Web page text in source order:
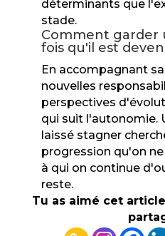
déterminants que
stade.
Comment garder
fois qu'il est
En accompagnant
nouvelles
perspectives
qui suit l'autonomie.
laissé stagner
progression qu'on
à qui on continue
reste.
Tu as aimé cet